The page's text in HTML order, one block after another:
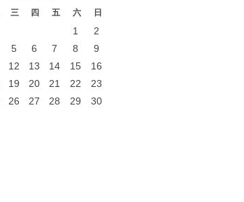
三 四 五 六 日
1
2
5 6 7 8
9
12 13 14 15
16
19 20 21 22
23
26 27 28 29
30